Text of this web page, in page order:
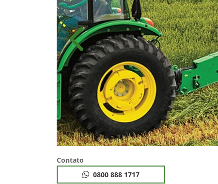
Anterior
Contato
0800 888 1717